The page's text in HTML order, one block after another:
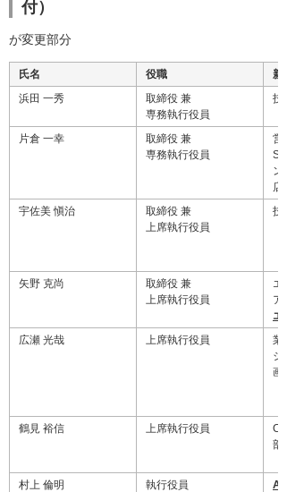
付）
が変更部分
氏名 役職
新
浜田 一秀
取締役 兼
専務執行役員
技
片倉 一幸
取締役 兼
専務執行役員
営
SI
ン
店
宇佐美 愼治
取締役 兼
上席執行役員
技
矢野 克尚
取締役 兼
上席執行役員
エ
ア
エ
広瀬 光哉
上席執行役員
業
シ
画
鶴見 裕信 上席執行役員
部長
村上 倫明 執行役員